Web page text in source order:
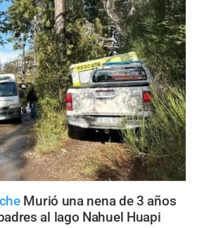
Murió una nena de 3 años
al lago Nahuel Huapi